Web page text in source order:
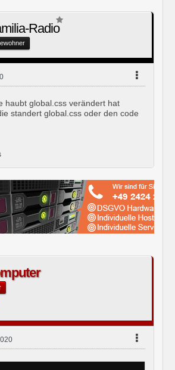
Radio
haubt global.css verändert hat
standert global.css oder den code